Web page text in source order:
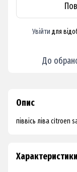
Увійти для
До
Опис
піввісь ліва citroen
Характеристики